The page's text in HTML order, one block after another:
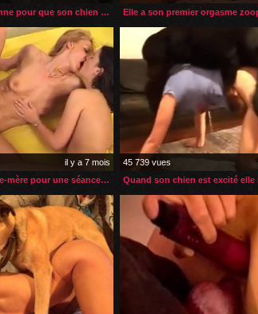
Elle devient chienne pour que son chien la fasse jouir
il y a 7 mois
Elle invite sa belle-mère pour une séance lesbiennes zoophiles
45 739 vues